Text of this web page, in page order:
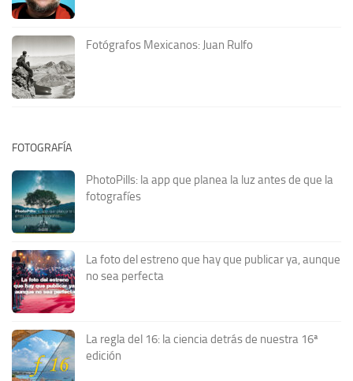
Fotógrafos Mexicanos: Juan Rulfo
FOTOGRAFÍA
PhotoPills: la app que planea la luz antes de que la
fotografíes
La foto del estreno que hay que publicar ya, aunque
no sea perfecta
La regla del 16: la ciencia detrás de nuestra 16ª
edición